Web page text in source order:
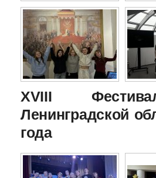
XVIII
Ленинградской
года